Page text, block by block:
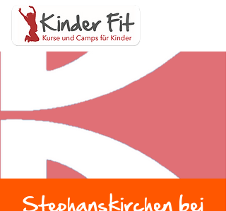
Stephanskirchen bei